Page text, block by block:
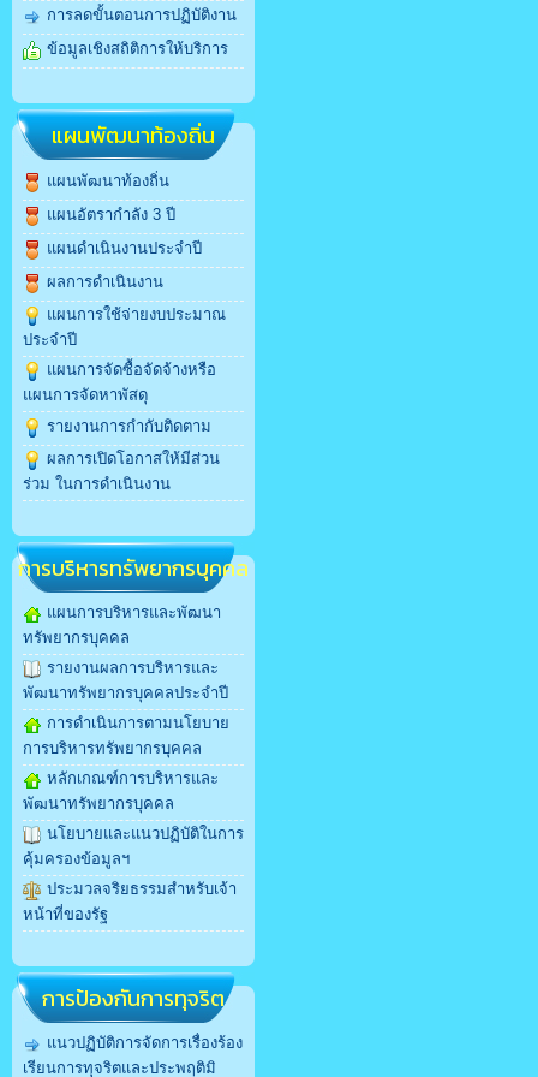
การลดขั้นตอนการปฏิบัติงาน
ข้อมูลเชิงสถิติการให้บริการ
แผนพัฒนาท้องถิ่น
แผนพัฒนาท้องถิ่น
แผนอัตรากำลัง 3 ปี
แผนดำเนินงานประจำปี
ผลการดำเนินงาน
แผนการใช้จ่ายงบประมาณ
ประจำปี
แผนการจัดซื้อจัดจ้างหรือ
แผนการจัดหาพัสดุ
รายงานการกำกับติดตาม
ผลการเปิดโอกาสให้มีส่วน
ร่วม ในการดำเนินงาน
การบริหารทรัพยากรบุคคล
แผนการบริหารและพัฒนา
ทรัพยากรบุคคล
รายงานผลการบริหารและ
พัฒนาทรัพยากรบุคคลประจำปี
การดำเนินการตามนโยบาย
การบริหารทรัพยากรบุคคล
หลักเกณฑ์การบริหารและ
พัฒนาทรัพยากรบุคคล
นโยบายและแนวปฏิบัติในการ
คุ้มครองข้อมูลฯ
ประมวลจริยธรรมสำหรับเจ้า
หน้าที่ของรัฐ
การป้องกันการทุจริต
แนวปฏิบัติการจัดการเรื่องร้อง
เรียนการทุจริตและประพฤติมิ